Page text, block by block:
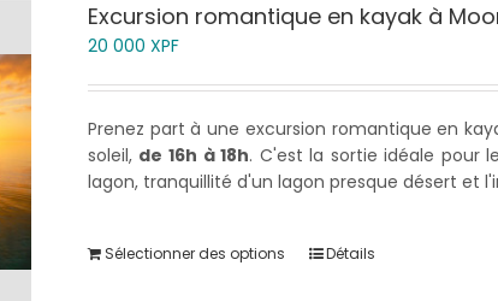
Excursion romantique en kayak à
20 000 XPF
Prenez part à une excursion romantique en
soleil, de 16h à 18h. C'est la sortie idéale pour
lagon, tranquillité d'un lagon presque désert et
Sélectionner des options Détails